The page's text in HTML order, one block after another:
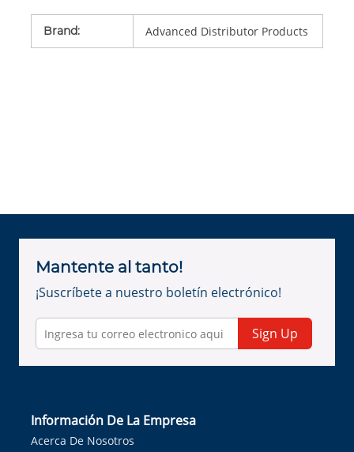
Brand: Advanced Distributor Products
Mantente al tanto!
¡Suscríbete a nuestro boletín electrónico!
Sign Up
Información De La Empresa
Acerca De Nosotros